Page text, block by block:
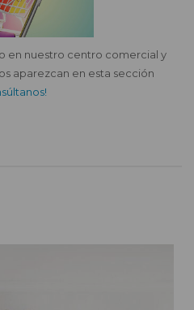
en nuestro centro comercial y
aparezcan en esta sección